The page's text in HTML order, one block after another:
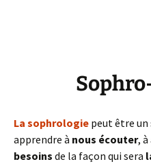
La sophrologie peut être un
apprendre à nous écouter,
besoins de la façon qui sera